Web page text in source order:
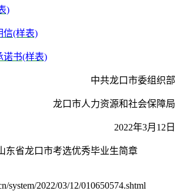
)
信(样表)
诺书(样表)
中共龙口市委组织部
龙口市人力资源和社会保障局
2022年3月12日
东省龙口市考选优秀毕业生简章
system/2022/03/12/010650574.shtml